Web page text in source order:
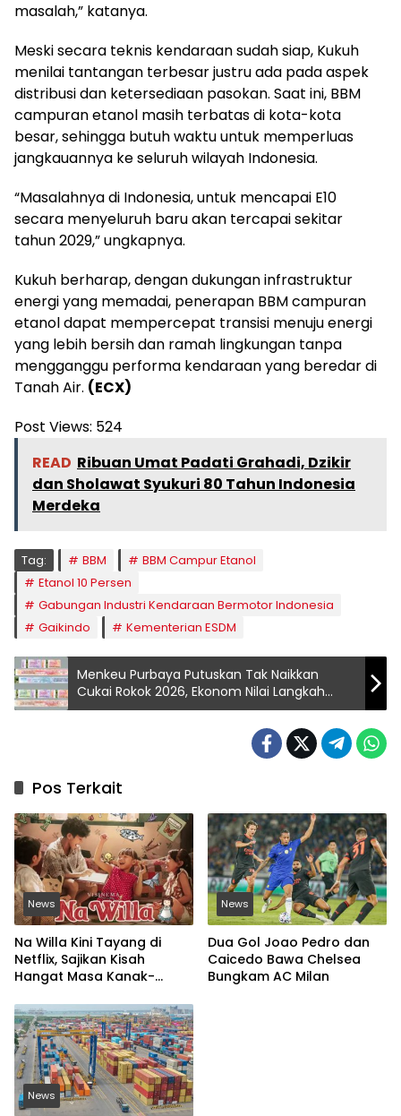
masalah,” katanya.
Meski secara teknis kendaraan sudah siap, Kukuh
menilai tantangan terbesar justru ada pada aspek
distribusi dan ketersediaan pasokan. Saat ini, BBM
campuran etanol masih terbatas di kota-kota
besar, sehingga butuh waktu untuk memperluas
jangkauannya ke seluruh wilayah Indonesia.
“Masalahnya di Indonesia, untuk mencapai E10
secara menyeluruh baru akan tercapai sekitar
tahun 2029,” ungkapnya.
Kukuh berharap, dengan dukungan infrastruktur
energi yang memadai, penerapan BBM campuran
etanol dapat mempercepat transisi menuju energi
yang lebih bersih dan ramah lingkungan tanpa
mengganggu performa kendaraan yang beredar di
Tanah Air. (ECX)
Post Views: 524
READ Ribuan Umat Padati Grahadi, Dzikir
dan Sholawat Syukuri 80 Tahun Indonesia
Merdeka
Tag: BBM
BBM Campur Etanol
Etanol 10 Persen
Gabungan Industri Kendaraan Bermotor Indonesia
Gaikindo
Kementerian ESDM
Menkeu Purbaya Putuskan Tak Naikkan
Cukai Rokok 2026, Ekonom Nilai Langkah
Tepat Selamatkan Industri
Pos Terkait
News
Na Willa Kini Tayang di
Netflix, Sajikan Kisah
Hangat Masa Kanak-
News
Dua Gol Joao Pedro dan
Caicedo Bawa Chelsea
Bungkam AC Milan
News